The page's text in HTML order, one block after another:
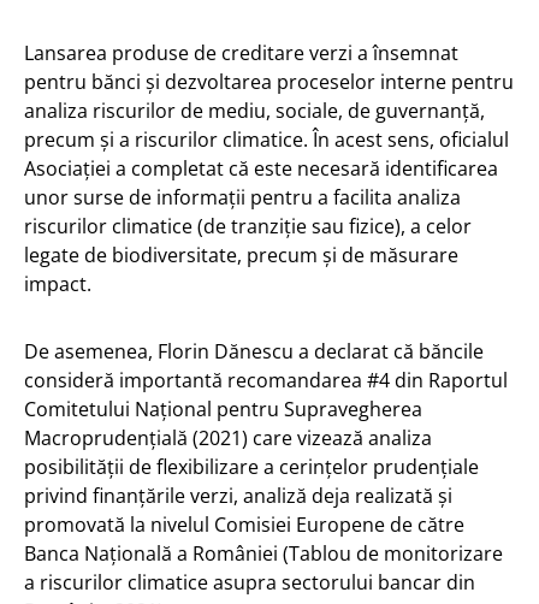
Lansarea produse de creditare verzi a însemnat
pentru bănci și dezvoltarea proceselor interne pentru
analiza riscurilor de mediu, sociale, de guvernanță,
precum și a riscurilor climatice. În acest sens, oficialul
Asociației a completat că este necesară identificarea
unor surse de informații pentru a facilita analiza
riscurilor climatice (de tranziție sau fizice), a celor
legate de biodiversitate, precum și de măsurare
impact.
De asemenea, Florin Dănescu a declarat că băncile
consideră importantă recomandarea #4 din Raportul
Comitetului Național pentru Supravegherea
Macroprudențială (2021) care vizează analiza
posibilității de flexibilizare a cerințelor prudențiale
privind finanțările verzi, analiză deja realizată și
promovată la nivelul Comisiei Europene de către
Banca Națională a României (Tablou de monitorizare
a riscurilor climatice asupra sectorului bancar din